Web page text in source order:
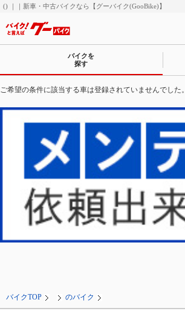
() ｜｜新車・中古バイクなら【グーバイク(GooBike)】
バイクを
探す
ご希望の条件に該当する車は登録されていませんでした。
バイクTOP のバイク